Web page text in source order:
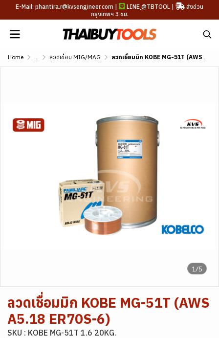
E-Mail: phantira.r@kvsengineer.com | LINE @TBTOOL |
ส่งด่วน
กรุงเทพฯ 3 ชม.
Home ... ลวดเชื่อม MIG/MAG ลวดเชื่อมมิก KOBE MG-51T (AWS A5.18 ER70S-6)
1/5
ลวดเชื่อมมิก KOBE MG-51T (AWS
A5.18 ER70S-6)
SKU : KOBE MG-51T 1.6 20KG.